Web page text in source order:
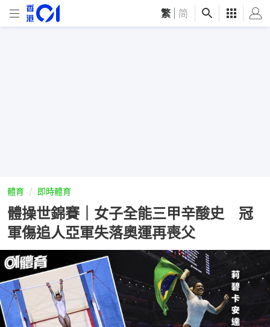
繁 简
體育 即時體育
體操世錦賽｜女子全能三甲辛酸史 冠
軍傷追人亞軍失落奧運再喪父